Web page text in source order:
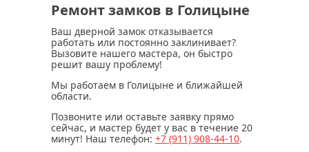
Ремонт замков в Голицыне
Ваш дверной замок отказывается
работать или постоянно заклинивает?
Вызовите нашего мастера, он быстро
решит вашу проблему!
Мы работаем в Голицыне и ближайшей
области.
Позвоните или оставьте заявку прямо
сейчас, и мастер будет у вас в течение 20
минут! Наш телефон: +7 (911) 908-44-10.